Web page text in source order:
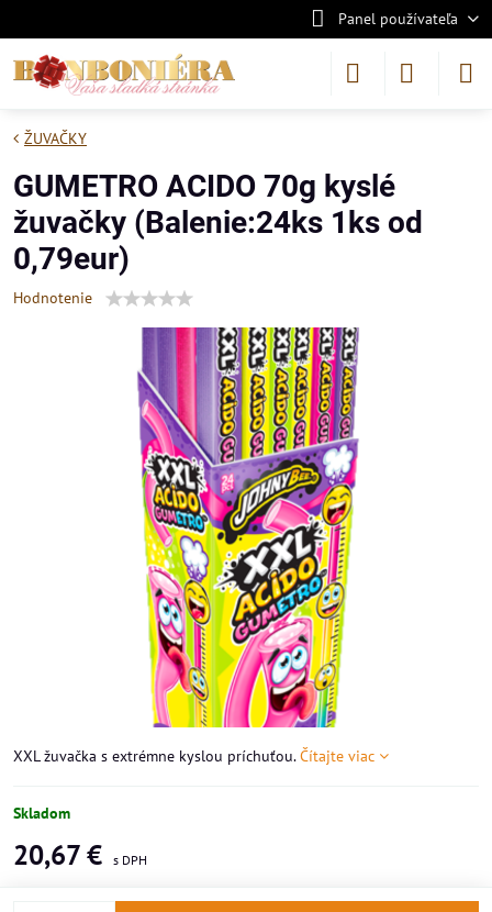
Panel používateľa
ŽUVAČKY
GUMETRO ACIDO 70g kyslé
žuvačky (Balenie:24ks 1ks od
0,79eur)
Hodnotenie
XXL žuvačka s extrémne kyslou príchuťou.Čítajte viac
Skladom
20,67 €